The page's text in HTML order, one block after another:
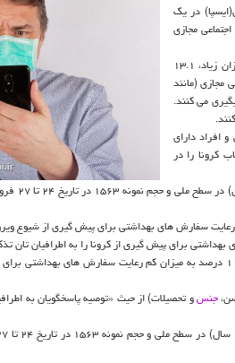
در یك
مجازی
یافته های این نظرسنجی نشان می دهد: ۲۹.۵ درصد از شهروندان به میزان زیاد، ۱۳.۱
مجازی (مانند
می كنند.
افراد دارای
كرونا را در
برای پیش گیری از كرونا را به اطرافیان تان
طبق نتایج، ۷۹.۹ درصد از شهروندان به میزان زیاد، ۸.۹ درصد تاحدودی و ۱۱ درصد به
جنسو تحصیلات) از حیث «توصیه پاسخگویان به